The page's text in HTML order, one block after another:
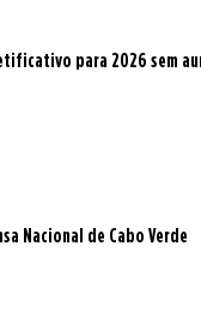
para 2026 sem
Nacional de Cabo Verde